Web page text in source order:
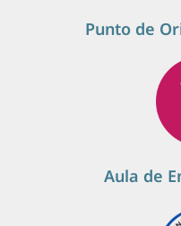
Punto de
Aula de